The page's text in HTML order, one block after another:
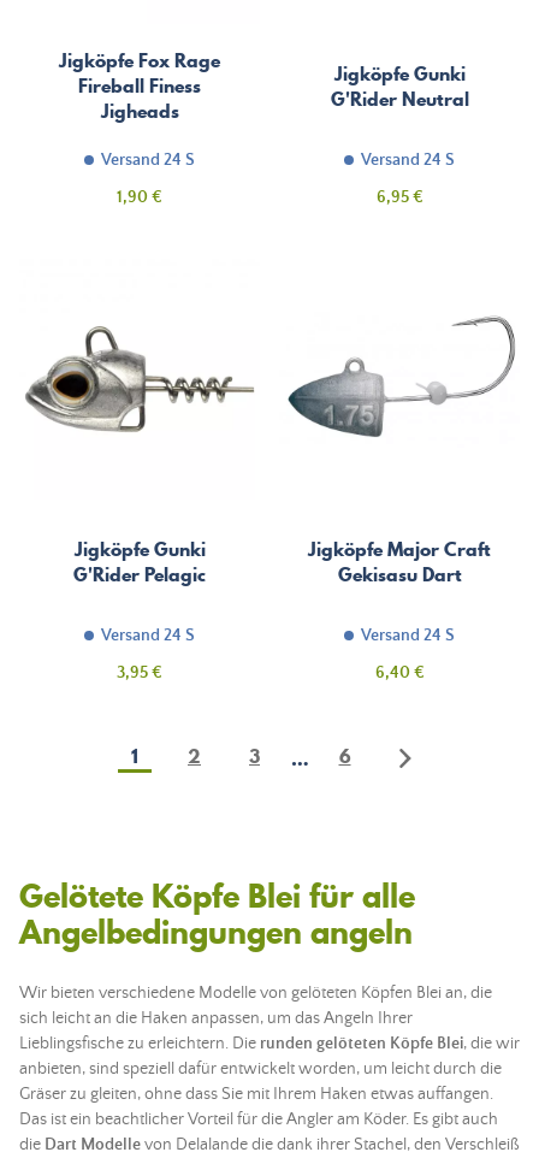
Jigköpfe Fox Rage
Fireball Finess
Jigheads
Versand 24 S
Preis
1,90 €
Jigköpfe Gunki
G'Rider Neutral
Versand 24 S
Preis
6,95 €
Jigköpfe Gunki
G'Rider Pelagic
Versand 24 S
Preis
3,95 €
Jigköpfe Major Craft
Gekisasu Dart
Versand 24 S
Preis
6,40 €
1 2 3 … 6
Gelötete Köpfe Blei für alle
Angelbedingungen angeln
Wir bieten verschiedene Modelle von gelöteten Köpfen Blei an, die
sich leicht an die Haken anpassen, um das Angeln Ihrer
Lieblingsfische zu erleichtern. Die runden gelöteten Köpfe Blei, die wir
anbieten, sind speziell dafür entwickelt worden, um leicht durch die
Gräser zu gleiten, ohne dass Sie mit Ihrem Haken etwas auffangen.
Das ist ein beachtlicher Vorteil für die Angler am Köder. Es gibt auch
die Dart Modellevon Delalande die dank ihrer Stachel, den Verschleiß